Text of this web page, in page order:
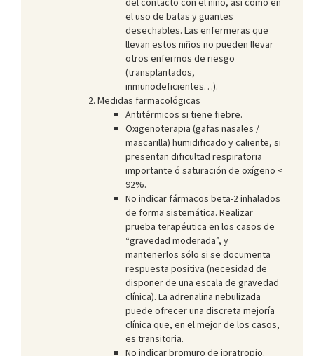
el uso de batas y guantes
desechables. Las enfermeras que
llevan estos niños no pueden llevar
otros enfermos de riesgo
(transplantados,
inmunodeficientes…).
Medidas farmacológicas
Antitérmicos si tiene fiebre.
Oxigenoterapia (gafas nasales /
mascarilla) humidificado y caliente, si
presentan dificultad respiratoria
importante ó saturación de oxígeno <
92%.
No indicar fármacos beta-2 inhalados
de forma sistemática. Realizar
prueba terapéutica en los casos de
“gravedad moderada”, y
mantenerlos sólo si se documenta
respuesta positiva (necesidad de
disponer de una escala de gravedad
clínica). La adrenalina nebulizada
puede ofrecer una discreta mejoría
clínica que, en el mejor de los casos,
es transitoria.
No indicar bromuro de ipratropio.